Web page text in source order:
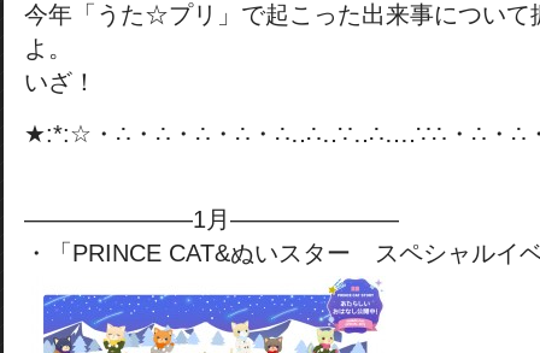
今年「うた☆プリ」で起こった出来事について
よ。
いざ！
★:*:☆・∴・∴・∴・∴・∴‥∴‥∵‥∴‥‥∵∴・∴・∴
———————1月———————
・「PRINCE CAT&ぬいスター スペシャルイ